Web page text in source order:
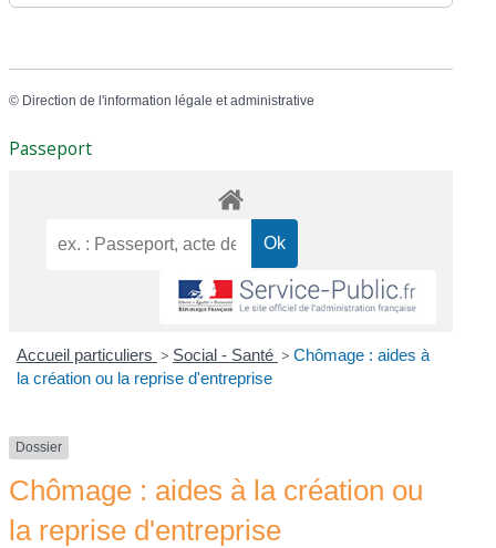
© Direction de l'information légale et administrative
Passeport
Accueil particuliers > Social - Santé > Chômage : aides à
la création ou la reprise d'entreprise
Dossier
Chômage : aides à la création ou
la reprise d'entreprise